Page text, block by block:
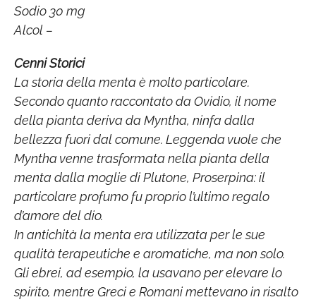
Sodio 30 mg
Alcol –
Cenni Storici
La storia della menta è molto particolare.
Secondo quanto raccontato da Ovidio, il nome
della pianta deriva da Myntha, ninfa dalla
bellezza fuori dal comune. Leggenda vuole che
Myntha venne trasformata nella pianta della
menta dalla moglie di Plutone, Proserpina: il
particolare profumo fu proprio l’ultimo regalo
d’amore del dio.
In antichità la menta era utilizzata per le sue
qualità terapeutiche e aromatiche, ma non solo.
Gli ebrei, ad esempio, la usavano per elevare lo
spirito, mentre Greci e Romani mettevano in risalto